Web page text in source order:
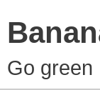
Go green